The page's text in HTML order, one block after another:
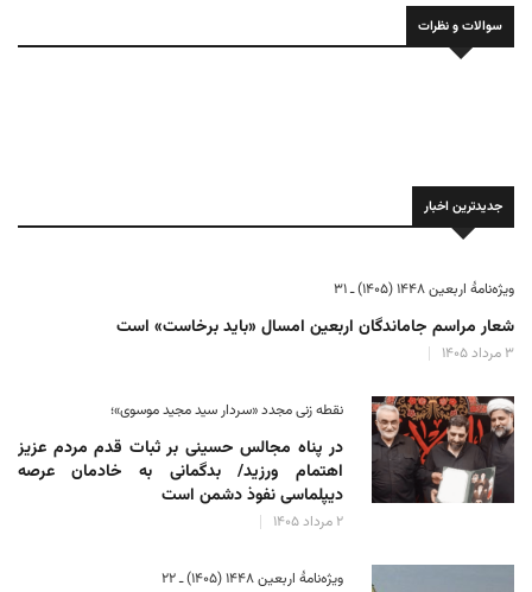
سوالات و نظرات
جدیدترین اخبار
ویژه‌نامهٔ اربعین ۱۴۴۸ (۱۴۰۵) ـ ۳۱
شعار مراسم جاماندگان اربعین امسال «باید برخاست» است
۳ مرداد ۱۴۰۵
نقطه زنی مجدد «سردار سید مجید موسوی»؛
در پناه مجالس حسینی بر ثبات‌ قدم مردم عزیز
اهتمام ورزید/ بدگمانی به خادمان عرصه
دیپلماسی نفوذ دشمن است
۲ مرداد ۱۴۰۵
ویژه‌نامهٔ اربعین ۱۴۴۸ (۱۴۰۵) ـ ۲۲